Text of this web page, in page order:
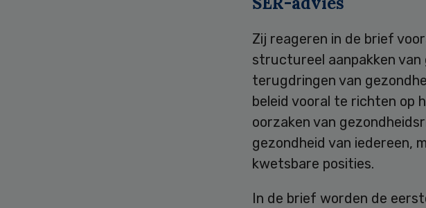
Zij reageren in de brief
structureel aanpakken van
terugdringen van
beleid vooral te richten op
oorzaken van
gezondheid van iedereen,
kwetsbare posities.
In de brief worden de